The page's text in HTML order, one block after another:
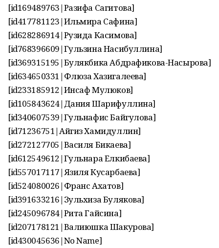
[id169489763|Разифа Сагитова]
[id417781123|Ильмира Сафина]
[id628286914|Рузида Касимова]
[id768396609|Гульзина Насибуллина]
[id369315195|Булякбика Абдрафикова-Насырова]
[id634650331|Флюза Хазигалеева]
[id233185912|Инсаф Мулюков]
[id105843624|Дания Шарифуллина]
[id340607539|Гульнафис Байгулова]
[id71236751|Айгиз Хамидуллин]
[id272127705|Василя Бикаева]
[id612549612|Гульнара Елкибаева]
[id557017117|Язиля Кусарбаева]
[id524080026|Франс Ахатов]
[id391633216|Зульхиза Булякова]
[id245096784|Рита Гайсина]
[id207178121|Валиюшка Шакурова]
[id430045636|No Name]